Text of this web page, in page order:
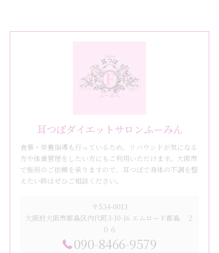
耳つぼダイエットサロンふーみん
食事・栄養指導も行っているため、リバウンドが気になる
方や体重管理をしたい方にもご利用いただけます。大阪市
で施術のご依頼を承りますので、耳つぼで身体の不調を整
えたい時はぜひご相談ください。
〒534-0013
大阪府大阪市都島区内代町3-10-16 エムロード都島 ２
０６
090-8466-9579